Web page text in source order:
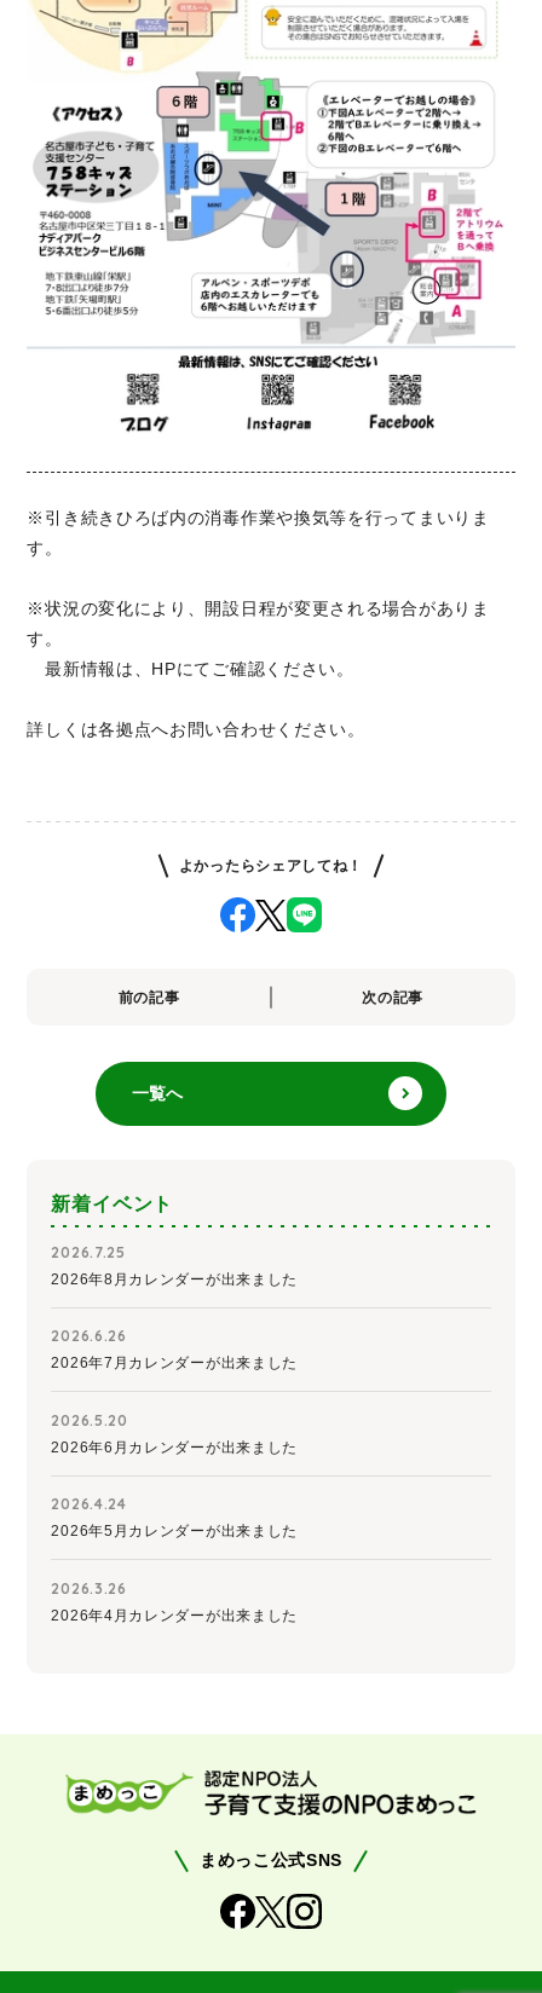
※引き続きひろば内の消毒作業や換気等を行ってまいりま
す。
※状況の変化により、開設日程が変更される場合がありま
す。
最新情報は、HPにてご確認ください。
詳しくは各拠点へお問い合わせください。
よかったらシェアしてね！
前の記事 次の記事
一覧へ
新着イベント
2026.7.25
2026年8月カレンダーが出来ました
2026.6.26
2026年7月カレンダーが出来ました
2026.5.20
2026年6月カレンダーが出来ました
2026.4.24
2026年5月カレンダーが出来ました
2026.3.26
2026年4月カレンダーが出来ました
まめっこ公式SNS